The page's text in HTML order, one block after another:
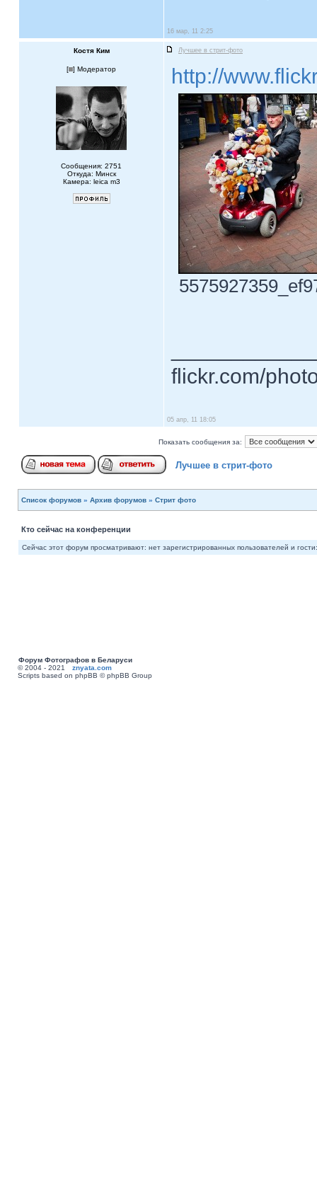
16 мар, 11 2:25
Костя Ким Лучшее в стрит-фото
[ ] Модератор
Сообщения: 2751
Откуда: Минск
Камера: leica m3
http://
flickr.com/
05 апр, 11 18:05
Показать сообщения за:
Лучшее в стрит-фото
Список форумов » Архив форумов » Стрит фото
Кто сейчас на конференции
Сейчас этот форум просматривают: нет зарегистрированных пользователей и
Форум Фотографов в Беларуси
© 2004 - 2021 znyata.com
Scripts based on phpBB © phpBB Group